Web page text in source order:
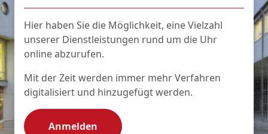
Hier haben Sie die Möglichkeit, eine Vielzahl
unserer Dienstleistungen rund um die Uhr
online abzurufen.
Mit der Zeit werden immer mehr Verfahren
digitalisiert und hinzugefügt werden.
Anmelden